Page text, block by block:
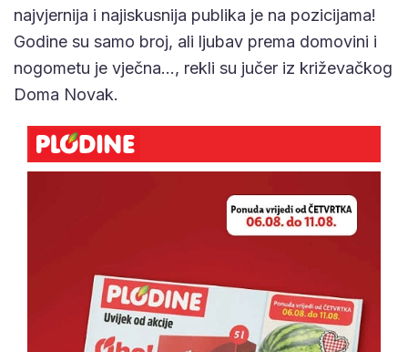
najvjernija i najiskusnija publika je na pozicijama!
Godine su samo broj, ali ljubav prema domovini i
nogometu je vječna..., rekli su jučer iz križevačkog
Doma Novak.